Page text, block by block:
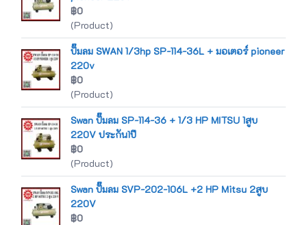
฿0
(Product)
ปั๊มลม SWAN 1/3hp SP-114-36L + มอเตอร์ pioneer
220v
฿0
(Product)
Swan ปั๊มลม SP-114-36 + 1/3 HP MITSU 1สูบ
220V ประกัน1ปี
฿0
(Product)
Swan ปั๊มลม SVP-202-106L +2 HP Mitsu 2สูบ
220V
฿0